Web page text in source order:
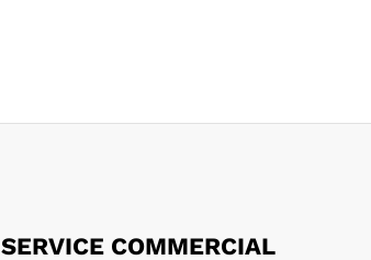
SERVICE COMMERCIAL